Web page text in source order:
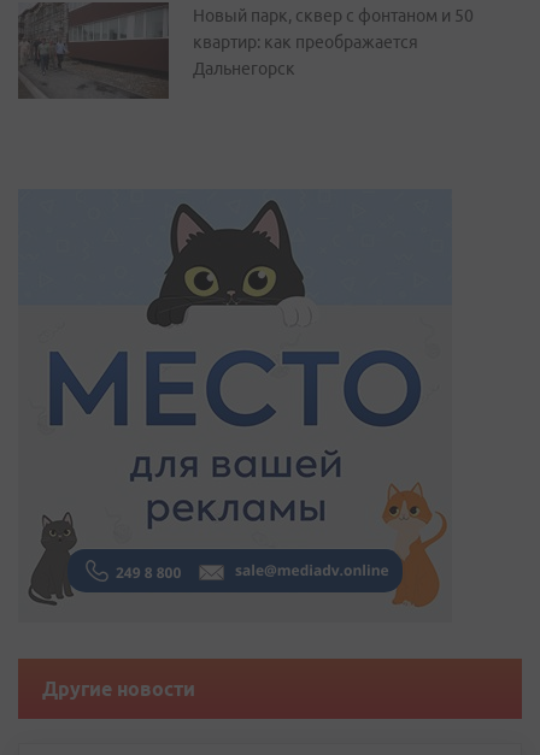
Новый парк, сквер с фонтаном и 50
квартир: как преображается
Дальнегорск
Другие новости